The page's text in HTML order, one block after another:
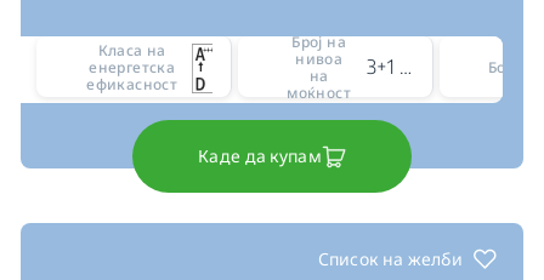
Класа на
енергетска
ефикасност
Број на
нивоа
на
моќност
3+1 intensive level Боја
Каде да купам
Список на желби